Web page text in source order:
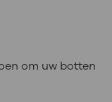
om uw botten